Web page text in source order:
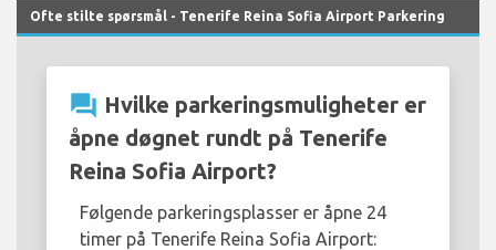
Ofte stilte spørsmål - Tenerife Reina Sofia Airport Parkering
question_answer Hvilke parkeringsmuligheter er
åpne døgnet rundt på Tenerife
Reina Sofia Airport?
Følgende parkeringsplasser er åpne 24
timer på Tenerife Reina Sofia Airport: